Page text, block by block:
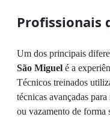
Profissionais
Um dos principais
São Miguel é a
Técnicos treinados
técnicas avançadas
ou vazamento de forma